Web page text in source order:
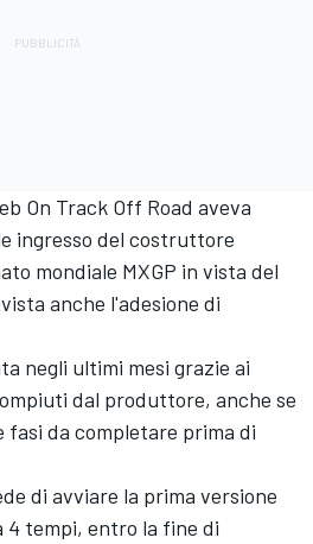
On Track Off Road aveva
ingresso del costruttore
mondiale MXGP in vista del
anche l'adesione di
negli ultimi mesi grazie ai
dal produttore, anche se
fasi da completare prima di
di avviare la prima versione
4 tempi, entro la fine di